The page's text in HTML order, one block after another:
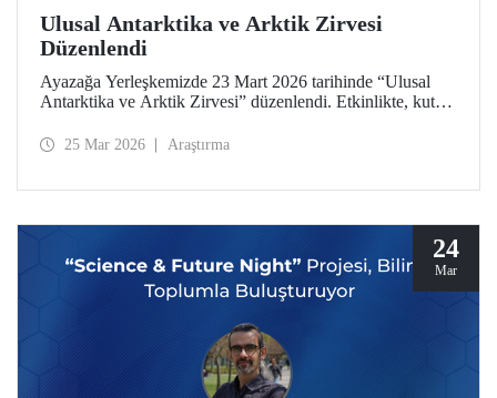
Ulusal Antarktika ve Arktik Zirvesi
Düzenlendi
Ayazağa Yerleşkemizde 23 Mart 2026 tarihinde “Ulusal
Antarktika ve Arktik Zirvesi” düzenlendi. Etkinlikte, kutup
gelişmeler, akademik çalışmalar ve endüstriyel uygulamalar
25 Mar 2026 Araştırma
24
Mar